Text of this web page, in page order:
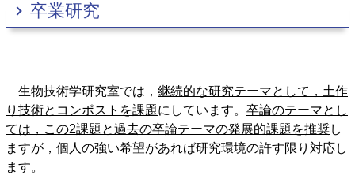
卒業研究
生物技術学研究室では， 継続的な研究テーマとして，土作
り技術とコンポストを課題にしています。 卒論のテーマとし
ては，この2課題と過去の卒論テーマの発展的課題を推奨し
ますが，個人の強い希望があれば研究環境の許す限り対応し
ます。